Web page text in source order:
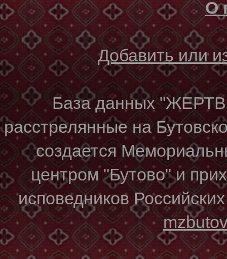
О
Добавить или
База данных
расстрелянные на
создается
центром "Бутово" и
исповедников